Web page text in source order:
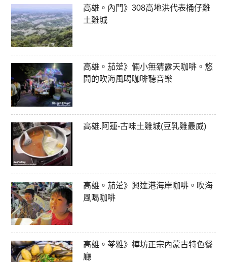
高雄。內門》308高地洪代表桶仔雞
土雞城
高雄。茄萣》倆小無猜露天咖啡。悠
閒的吹海風喝咖啡聽音樂
高雄.阿蓮-古味土雞城(豆乳雞最威)
高雄。茄萣》興達港海岸咖啡。吹海
風喝咖啡
高雄。苓雅》樺坊正宗內蒙古特色餐
廳